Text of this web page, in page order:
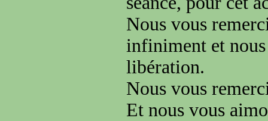
Nous vous
infiniment et nous
libération.
Nous vous
Et nous vous